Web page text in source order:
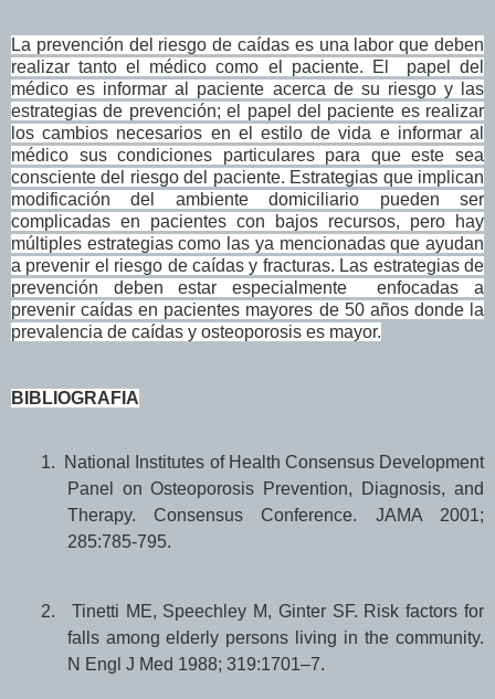
La prevención del riesgo de caídas es una labor que deben
realizar tanto el médico como el paciente. El papel del
médico es informar al paciente acerca de su riesgo y las
estrategias de prevención; el papel del paciente es realizar
los cambios necesarios en el estilo de vida e informar al
médico sus condiciones particulares para que este sea
consciente del riesgo del paciente. Estrategias que implican
modificación del ambiente domiciliario pueden ser
complicadas en pacientes con bajos recursos, pero hay
múltiples estrategias como las ya mencionadas que ayudan
a prevenir el riesgo de caídas y fracturas. Las estrategias de
prevención deben estar especialmente enfocadas a
prevenir caídas en pacientes mayores de 50 años donde la
prevalencia de caídas y osteoporosis es mayor.
BIBLIOGRAFIA
1.
National Institutes of Health Consensus Development
Panel on Osteoporosis Prevention, Diagnosis, and
Therapy. Consensus Conference. JAMA 2001;
285:785-795.
2.
Tinetti ME, Speechley M, Ginter SF. Risk factors for
falls among elderly persons living in the community.
N Engl J Med 1988; 319:1701–7.